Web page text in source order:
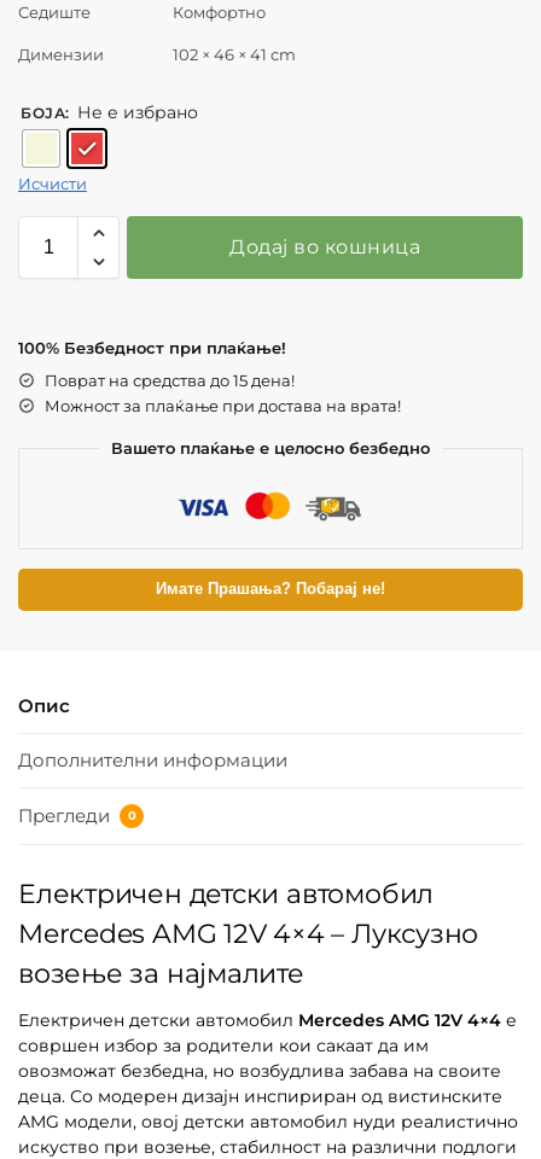
Седиште Комфортно
Димензии 102 × 46 × 41 cm
БОЈА: Не е избрано
Исчисти
Додај во кошница
100% Безбедност при плаќање!
Поврат на средства до 15 дена!
Можност за плаќање при достава на врата!
Вашето плаќање е целосно безбедно
Имате Прашања? Побарај не!
Опис
Дополнителни информации
Прегледи 0
Електричен детски автомобил
Mercedes AMG 12V 4×4 – Луксузно
возење за најмалите
Електричен детски автомобил Mercedes AMG 12V 4×4 е
совршен избор за родители кои сакаат да им
овозможат безбедна, но возбудлива забава на своите
деца. Со модерен дизајн инспириран од вистинските
AMG модели, овој детски автомобил нуди реалистично
искуство при возење, стабилност на различни подлоги